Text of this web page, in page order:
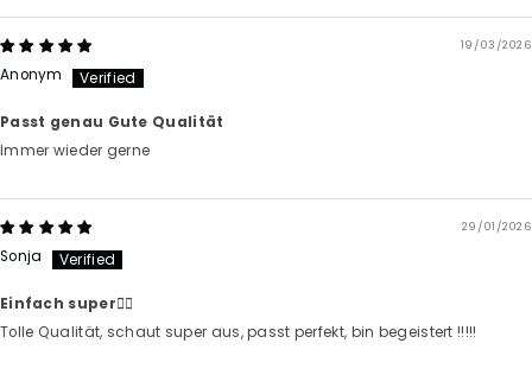
19/03/2026
Anonym
Passt genau Gute Qualität
Immer wieder gerne
29/01/2026
Sonja
Einfach super👍🏼
Tolle Qualität, schaut super aus, passt perfekt, bin begeistert !!!!!